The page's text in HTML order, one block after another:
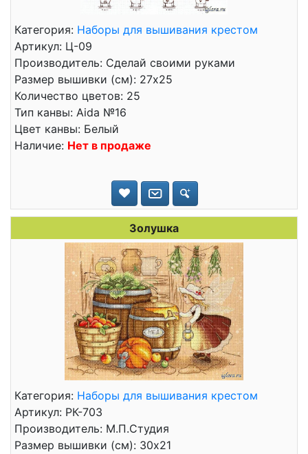
Категория: Наборы для вышивания крестом
Артикул: Ц-09
Производитель: Сделай своими руками
Размер вышивки (см): 27x25
Количество цветов: 25
Тип канвы: Aida №16
Цвет канвы: Белый
Наличие: Нет в продаже
Золушка
Категория: Наборы для вышивания крестом
Артикул: РК-703
Производитель: М.П.Студия
Размер вышивки (см): 30x21